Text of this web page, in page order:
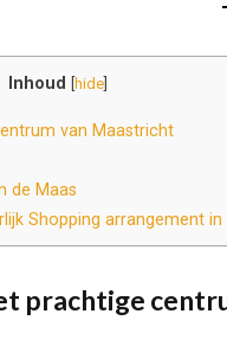
Inhoud hide
van Maastricht
de Maas
Shopping arrangement
prachtige